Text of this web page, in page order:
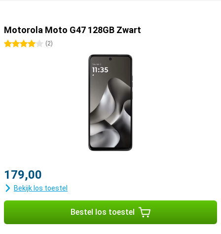
Motorola Moto G47 128GB Zwart
4 sterren
(2)
179,00
Bekijk los toestel
Bestel los toestel